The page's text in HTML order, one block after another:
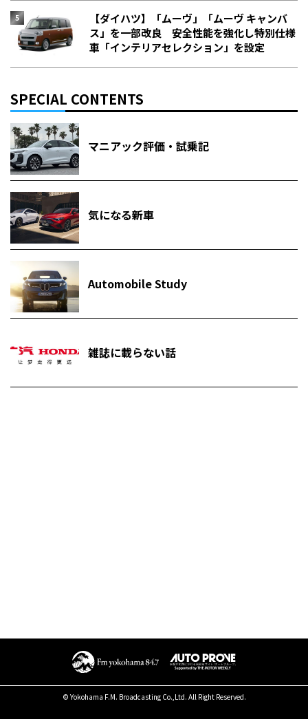
【ダイハツ】「ムーヴ」「ムーヴ キャンバ
ス」を一部改良 安全性能を強化し特別仕様
車「インテリアセレクション」を設定
SPECIAL CONTENTS
マニアック評価・試乗記
気になる新車
Automobile Study
雑誌に載らない話
© Yokohama F.M. Broadcasting Co.,Ltd. All Right Reserved.